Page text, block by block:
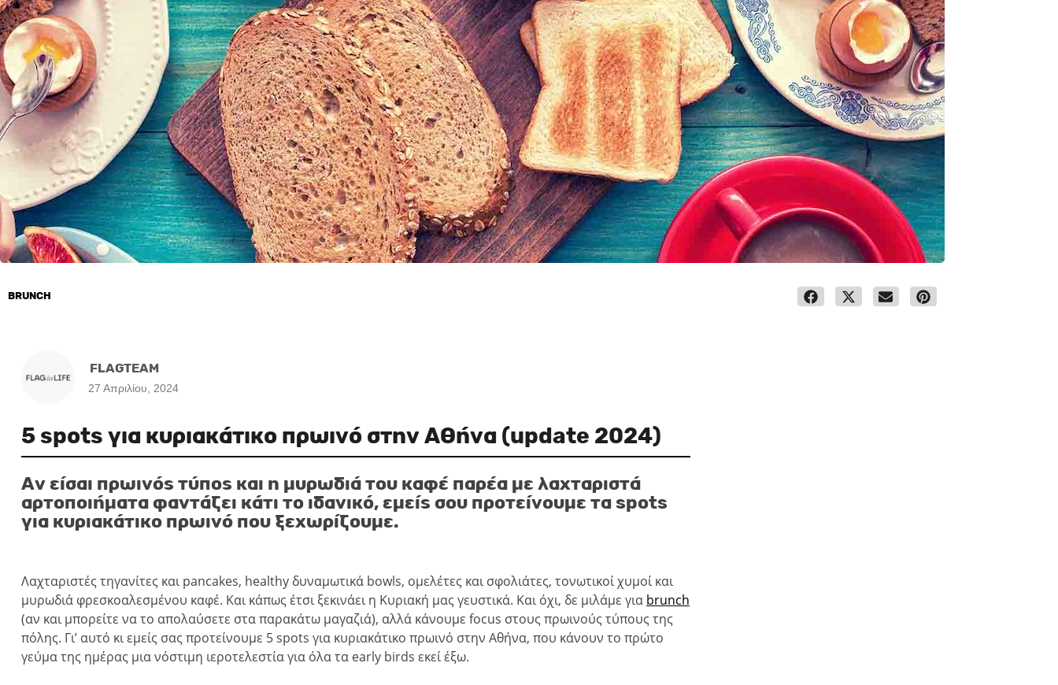
BRUNCH
FLAGTEAM
27 Απριλίου, 2024
5 spots για κυριακάτικο πρωινό στην Αθήνα (update 2024)
Αν είσαι πρωινός τύπος και η μυρωδιά του καφέ παρέα με λαχταριστά
αρτοποιήματα φαντάζει κάτι το ιδανικό, εμείς σου προτείνουμε τα spots
για κυριακάτικο πρωινό που ξεχωρίζουμε.
Λαχταριστές τηγανίτες και pancakes, healthy δυναμωτικά bowls, ομελέτες και σφολιάτες, τονωτικοί χυμοί και
μυρωδιά φρεσκοαλεσμένου καφέ. Και κάπως έτσι ξεκινάει η Κυριακή μας γευστικά. Και όχι, δε μιλάμε για brunch
(αν και μπορείτε να το απολαύσετε στα παρακάτω μαγαζιά), αλλά κάνουμε focus στους πρωινούς τύπους της
πόλης. Γι’ αυτό κι εμείς σας προτείνουμε 5 spots για κυριακάτικο πρωινό στην Αθήνα, που κάνουν το πρώτο
γεύμα της ημέρας μια νόστιμη ιεροτελεστία για όλα τα early birds εκεί έξω.